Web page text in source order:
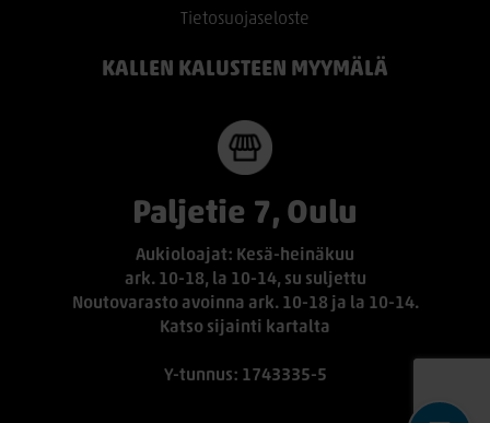
Tietosuojaseloste
KALLEN KALUSTEEN MYYMÄLÄ
Paljetie 7, Oulu
Aukioloajat: Kesä-heinäkuu
ark. 10-18, la 10-14, su suljettu
Noutovarasto avoinna ark. 10-18 ja la 10-14.
Katso sijainti kartalta
Y-tunnus: 1743335-5